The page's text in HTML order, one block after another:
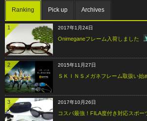
Ranking Pick up Archives
1 2017年1月24日
Onimeganeフレーム入荷しました
2 2015年11月27日
ＳＫＩＮＳメガネフレーム取扱い始
3 2017年10月26日
コスパ最強！FILA度付き対応スポ